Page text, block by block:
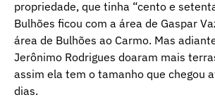
propriedade, que tinha “cento e
Bulhões ficou com a área de Gaspar
área de Bulhões ao Carmo. Mas
Jerônimo Rodrigues doaram mais
assim ela tem o tamanho que chegou
dias.